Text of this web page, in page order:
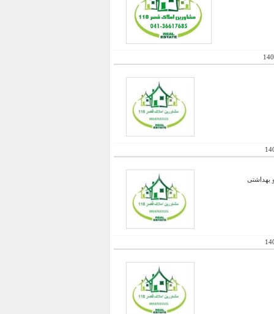
بهداشتی